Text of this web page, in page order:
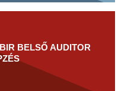
BELSŐ AUDITOR